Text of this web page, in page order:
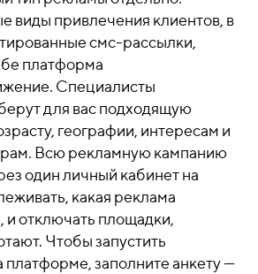
виды привлечения клиентов, в
смс-рассылки,
платформа
Специалисты
для вас подходящую
географии, интересам и
Всю рекламную кампанию
один личный кабинет на
какая реклама
и отключать площадки,
Чтобы запустить
заполните анкету —